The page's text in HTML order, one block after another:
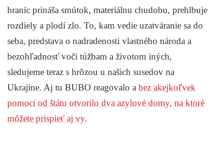
hraníc prináša smútok, materiálnu chudobu, prehlbuje
rozdiely a plodí zlo. To, kam vedie uzatváranie sa do
seba, predstava o nadradenosti vlastného národa a
bezohľadnosť voči túžbam a životom iných,
sledujeme teraz s hrôzou u našich susedov na
Ukrajine. Aj tu BUBO reagovalo a bez akejkoľvek
pomoci od štátu otvorilo dva azylové domy, na ktoré
môžete prispieť aj vy.